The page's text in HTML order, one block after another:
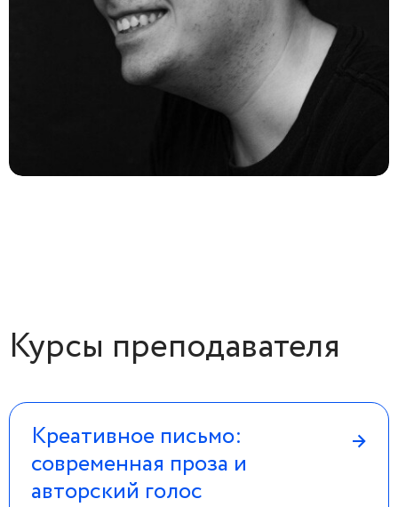
Курсы преподавателя
Креативное письмо:
современная проза и
авторский голос
→